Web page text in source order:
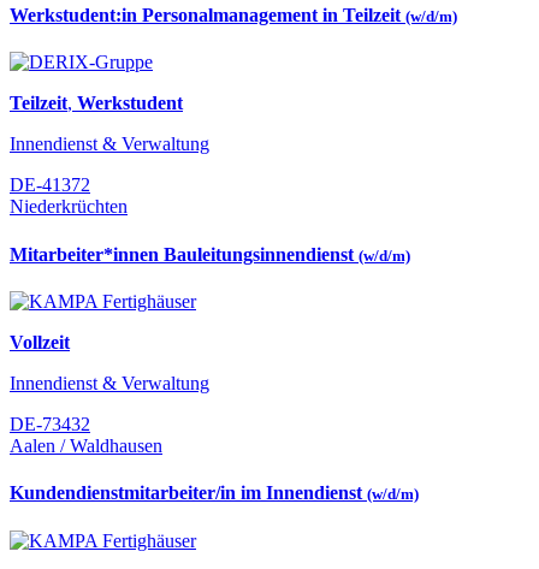
Werkstudent:in Personalmanagement in Teilzeit (w/d/m)
Teilzeit, Werkstudent
Innendienst & Verwaltung
DE-41372
Niederkrüchten
Mitarbeiter*innen Bauleitungsinnendienst (w/d/m)
Vollzeit
Innendienst & Verwaltung
DE-73432
Aalen / Waldhausen
Kundendienstmitarbeiter/in im Innendienst (w/d/m)